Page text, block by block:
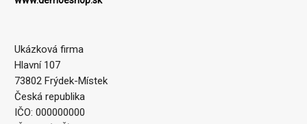
Ukázková firma
Hlavní 107
73802 Frýdek-Místek
Česká republika
IČO: 000000000